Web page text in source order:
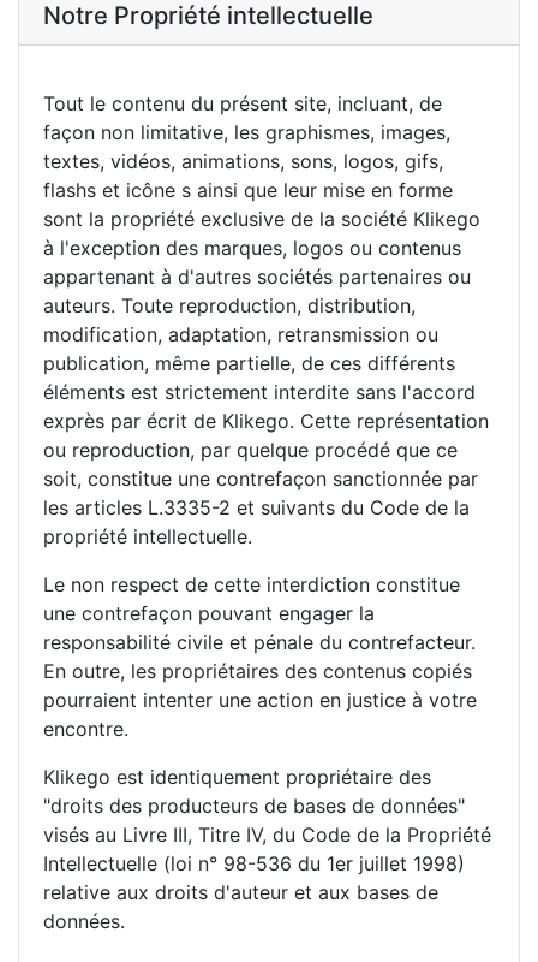
Notre Propriété intellectuelle
Tout le contenu du présent site, incluant, de
façon non limitative, les graphismes, images,
textes, vidéos, animations, sons, logos, gifs,
flashs et icône s ainsi que leur mise en forme
sont la propriété exclusive de la société Klikego
à l'exception des marques, logos ou contenus
appartenant à d'autres sociétés partenaires ou
auteurs. Toute reproduction, distribution,
modification, adaptation, retransmission ou
publication, même partielle, de ces différents
éléments est strictement interdite sans l'accord
exprès par écrit de Klikego. Cette représentation
ou reproduction, par quelque procédé que ce
soit, constitue une contrefaçon sanctionnée par
les articles L.3335-2 et suivants du Code de la
propriété intellectuelle.
Le non respect de cette interdiction constitue
une contrefaçon pouvant engager la
responsabilité civile et pénale du contrefacteur.
En outre, les propriétaires des contenus copiés
pourraient intenter une action en justice à votre
encontre.
Klikego est identiquement propriétaire des
"droits des producteurs de bases de données"
visés au Livre III, Titre IV, du Code de la Propriété
Intellectuelle (loi n° 98-536 du 1er juillet 1998)
relative aux droits d'auteur et aux bases de
données.